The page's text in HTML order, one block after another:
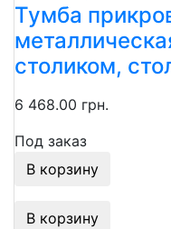
Тумба
столиком,
6 468.00 грн.
Под заказ
В корзину
В корзину